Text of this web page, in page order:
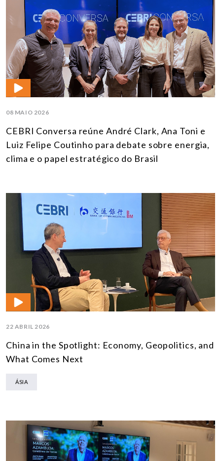
08 MAIO 2026
CEBRI Conversa reúne André Clark, Ana Toni e
Luiz Felipe Coutinho para debate sobre energia,
clima e o papel estratégico do Brasil
22 ABRIL 2026
China in the Spotlight: Economy, Geopolitics, and
What Comes Next
ÁSIA